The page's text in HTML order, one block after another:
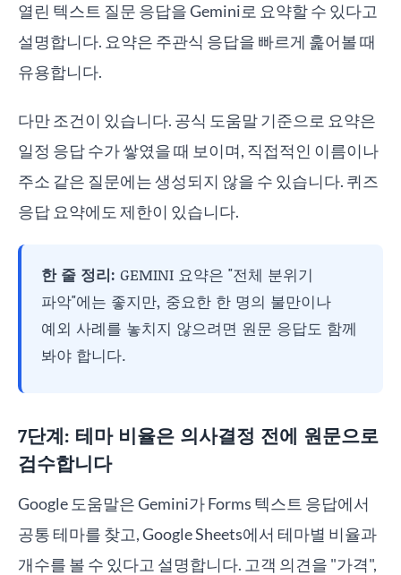
열린 텍스트 질문 응답을 Gemini로 요약할 수 있다고
설명합니다. 요약은 주관식 응답을 빠르게 훑어볼 때
유용합니다.
다만 조건이 있습니다. 공식 도움말 기준으로 요약은
일정 응답 수가 쌓였을 때 보이며, 직접적인 이름이나
주소 같은 질문에는 생성되지 않을 수 있습니다. 퀴즈
응답 요약에도 제한이 있습니다.
한 줄 정리: GEMINI 요약은 "전체 분위기
파악"에는 좋지만, 중요한 한 명의 불만이나
예외 사례를 놓치지 않으려면 원문 응답도 함께
봐야 합니다.
7단계: 테마 비율은 의사결정 전에 원문으로
검수합니다
Google 도움말은 Gemini가 Forms 텍스트 응답에서
공통 테마를 찾고, Google Sheets에서 테마별 비율과
개수를 볼 수 있다고 설명합니다. 고객 의견을 "가격",